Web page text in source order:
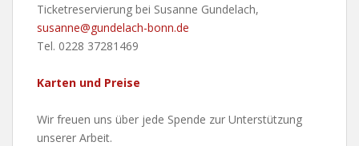
Ticketreservierung bei Susanne Gundelach,
susanne@gundelach-bonn.de
Tel. 0228 37281469
Karten und Preise
Wir freuen uns über jede Spende zur Unterstützung
unserer Arbeit.